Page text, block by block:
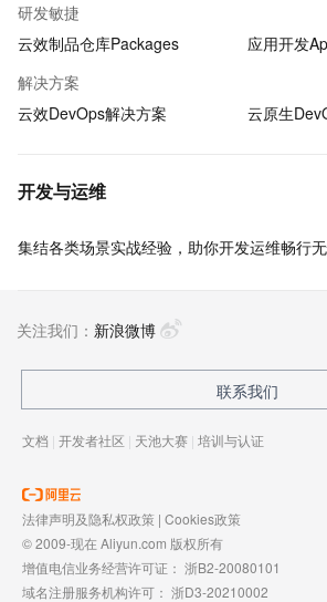
研发敏捷
云效制品仓库Packages
应用开发
解决方案
云效DevOps解决方案
云原生
开发与运维
集结各类场景实战经验，助你开发运维畅行
关注我们： 新浪微博
联系我们
文档 | 开发者社区 | 天池大赛 | 培训与认证
法律声明及隐私权政策 | Cookies政策
© 2009-现在 Aliyun.com 版权所有
增值电信业务经营许可证： 浙B2-20080101
域名注册服务机构许可： 浙D3-20210002